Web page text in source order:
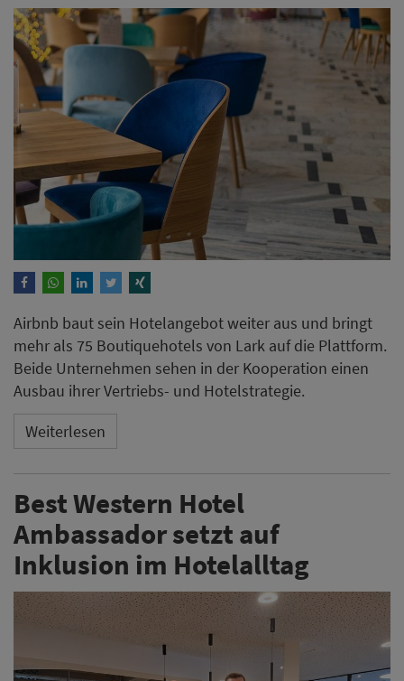
Airbnb baut sein Hotelangebot weiter aus und bringt
mehr als 75 Boutiquehotels von Lark auf die Plattform.
Beide Unternehmen sehen in der Kooperation einen
Ausbau ihrer Vertriebs- und Hotelstrategie.
Weiterlesen
Best Western Hotel
Ambassador setzt auf
Inklusion im Hotelalltag